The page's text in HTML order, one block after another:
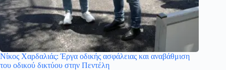
Νίκος Χαρδαλιάς: Έργα οδικής ασφάλειας και αναβάθμιση
του οδικού δικτύου στην Πεντέλη